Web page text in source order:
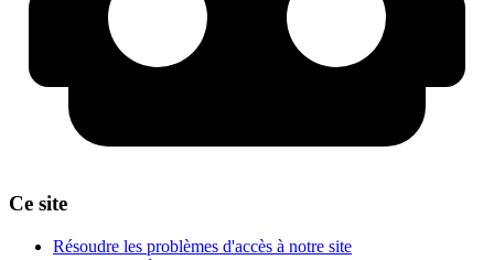
Ce site
Résoudre les problèmes d'accès à notre site